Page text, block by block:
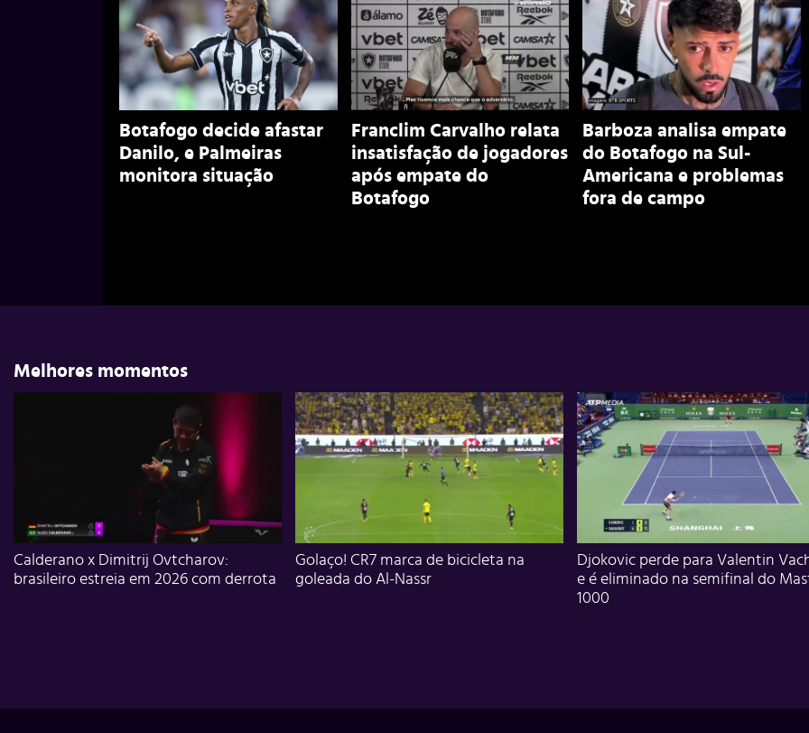
Botafogo decide afastar
Danilo, e Palmeiras
monitora situação
Franclim Carvalho relata
insatisfação de jogadores
após empate do
Botafogo
Barboza analisa empate
do Botafogo na Sul-
Americana e problemas
fora de campo
Melhores momentos
Calderano x Dimitrij Ovtcharov:
brasileiro estreia em 2026 com derrota
Golaço! CR7 marca de bicicleta na
goleada do Al-Nassr
Djokovic perde para Valentin
e é eliminado na semifinal do
1000